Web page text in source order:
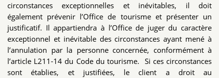
circonstances exceptionnelles et inévitables, il doit
également prévenir l’Office de tourisme et présenter un
justificatif. Il appartiendra à l’Office de juger du caractère
exceptionnel et inévitable des circonstances ayant mené à
l’annulation par la personne concernée, conformément à
l’article L211-14 du Code du tourisme. Si ces circonstances
sont établies, et justifiées, le client a droit au